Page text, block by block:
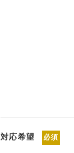
対応希望 必須